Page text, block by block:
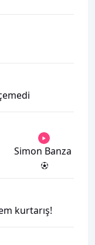
Simon Banza
kurtarış!